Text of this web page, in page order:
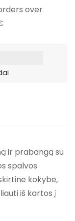
over
ir prabangą su
spalvos
kokybė,
iš kartos į